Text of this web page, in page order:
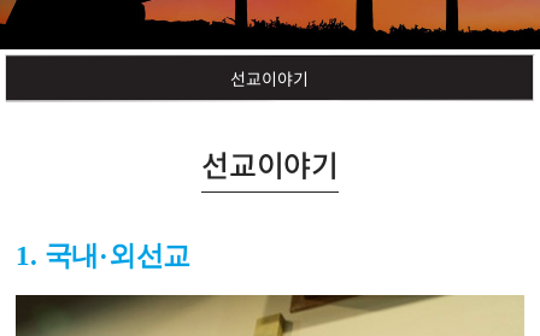
선교이야기
선교이야기
1. 국내·외선교